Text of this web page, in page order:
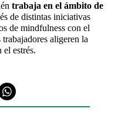
trabaja en el ámbito de
de distintas iniciativas
de mindfulness con el
aligeren la
el estrés.